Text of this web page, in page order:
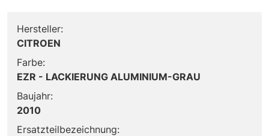
Hersteller:
CITROEN
Farbe:
EZR - LACKIERUNG ALUMINIUM-GRAU
Baujahr:
2010
Ersatzteilbezeichnung: